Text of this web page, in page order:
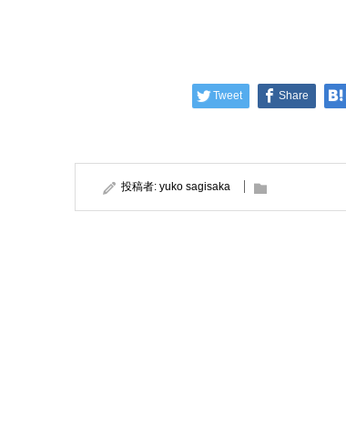
Tweet Share
投稿者: yuko sagisaka